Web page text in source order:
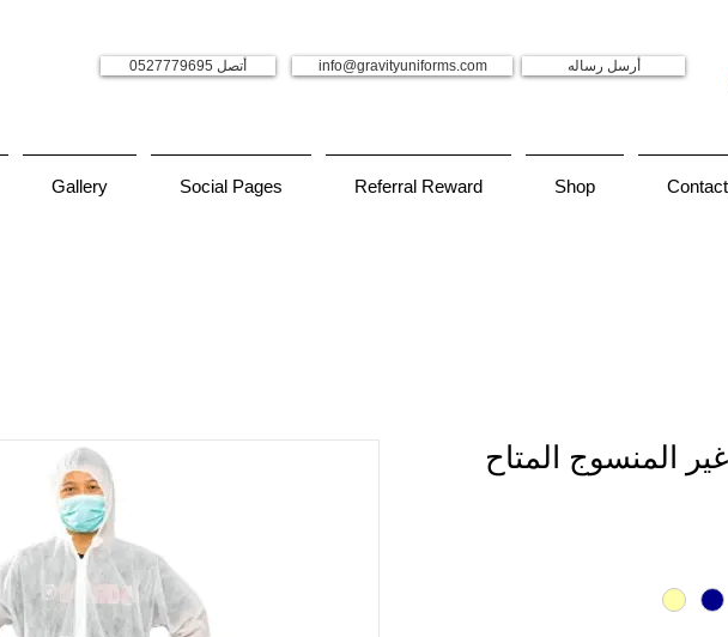
المنسوج المتاح
Gallery Social Pages Referral Reward Shop
info@gravityuniforms.com أتصل 0527779695 أرسل رساله